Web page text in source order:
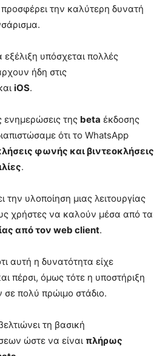
την καλύτερη δυνατή
υπόσχεται πολλές
ήδη στις
iOS.
της beta έκδοσης
ότι το WhatsApp
φωνής και βιντεοκλήσεις
.
την υλοποίηση μιας λειτουργίας
χρήστες να καλούν μέσα από τα
από τον web client.
αυτή η δυνατότητα είχε
πέρσι, όμως τότε η υποστήριξη
σε πολύ πρώιμο στάδιο.
τη βασική
ώστε να είναι πλήρως